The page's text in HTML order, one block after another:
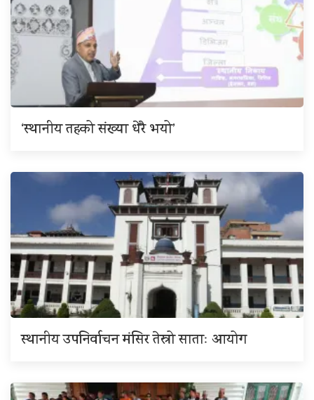
‘स्थानीय तहको संख्या धेरै भयो’
स्थानीय उपनिर्वाचन मंसिर तेस्रो साताः आयोग